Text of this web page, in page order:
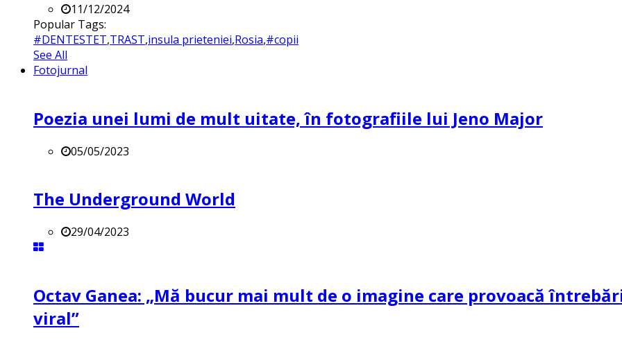
11/12/2024
Popular Tags:
#DENTESTET,TRAST,insula prieteniei,Rosia,#copii
See All
Fotojurnal
Poezia unei lumi de mult uitate, în fotografiile lui Jeno Major
05/05/2023
The Underground World
29/04/2023
Octav Ganea: „Mă bucur mai mult de o imagine care provoacă
viral”